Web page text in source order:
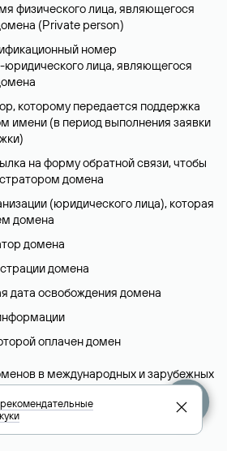
физического лица, являющегося
(Privatе person)
номер
юридического лица, являющегося
которому передается поддержка
имени (в период выполнения заявки
на форму обратной связи, чтобы
домена
(юридического лица), которая
домена
домена
домена
дата освобождения домена
оплачен домен
в международных и зарубежных
в разделе «Помощь».
Whois-сервиса
рекомендательные